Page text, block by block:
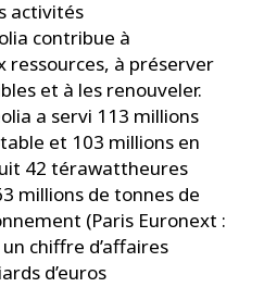
activités
contribue à
ressources, à préserver
et à les renouveler.
a servi 113 millions
et 103 millions en
42 térawattheures
millions de tonnes de
(Paris Euronext :
chiffre d’affaires
d’euros